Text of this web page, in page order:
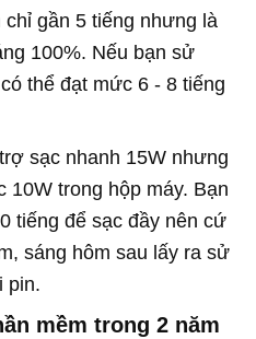
gần 5 tiếng nhưng là
100%. Nếu bạn sử
thể đạt mức 6 - 8 tiếng
sạc nhanh 15W nhưng
10W trong hộp máy. Bạn
tiếng để sạc đầy nên cứ
sáng hôm sau lấy ra sử
pin.
mềm trong 2 năm